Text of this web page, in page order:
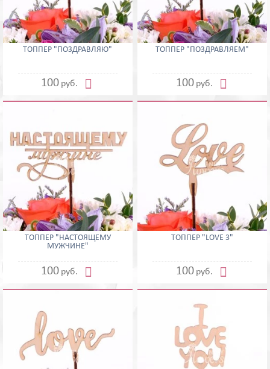
ТОППЕР "ПОЗДРАВЛЯЮ"
100 руб. 
ТОППЕР "ПОЗДРАВЛЯЕМ"
100 руб. 
ТОППЕР "НАСТОЯЩЕМУ
МУЖЧИНЕ"
100 руб. 
ТОППЕР "LOVE 3"
100 руб. 